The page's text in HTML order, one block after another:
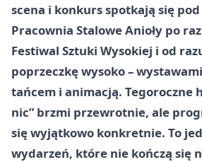
scena i konkurs spotkają się
Pracownia Stalowe Anioły po
Festiwal Sztuki Wysokiej i od
poprzeczkę wysoko –
tańcem i animacją. Tegoroczne
nic” brzmi przewrotnie, ale
się wyjątkowo konkretnie. To
wydarzeń, które nie kończą się